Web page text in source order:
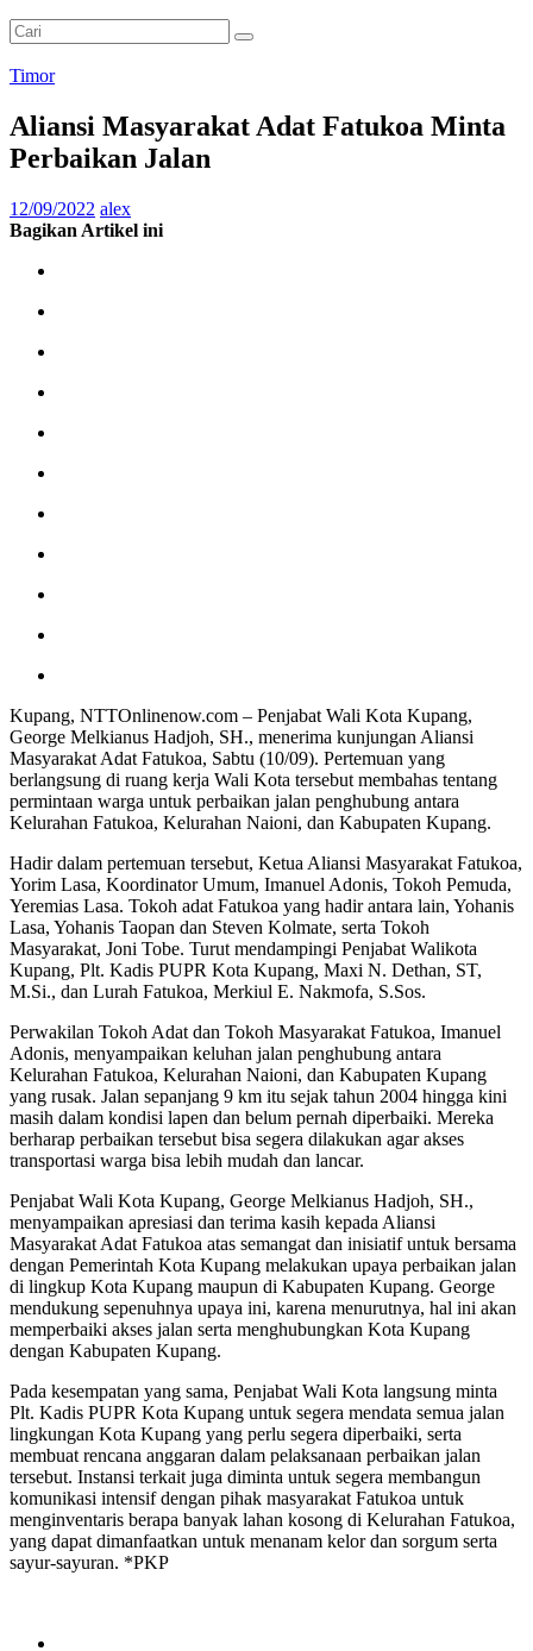
Timor
Aliansi Masyarakat Adat Fatukoa Minta
Perbaikan Jalan
12/09/2022 alex
Bagikan Artikel ini
Kupang, NTTOnlinenow.com – Penjabat Wali Kota Kupang,
George Melkianus Hadjoh, SH., menerima kunjungan Aliansi
Masyarakat Adat Fatukoa, Sabtu (10/09). Pertemuan yang
berlangsung di ruang kerja Wali Kota tersebut membahas tentang
permintaan warga untuk perbaikan jalan penghubung antara
Kelurahan Fatukoa, Kelurahan Naioni, dan Kabupaten Kupang.
Hadir dalam pertemuan tersebut, Ketua Aliansi Masyarakat Fatukoa,
Yorim Lasa, Koordinator Umum, Imanuel Adonis, Tokoh Pemuda,
Yeremias Lasa. Tokoh adat Fatukoa yang hadir antara lain, Yohanis
Lasa, Yohanis Taopan dan Steven Kolmate, serta Tokoh
Masyarakat, Joni Tobe. Turut mendampingi Penjabat Walikota
Kupang, Plt. Kadis PUPR Kota Kupang, Maxi N. Dethan, ST,
M.Si., dan Lurah Fatukoa, Merkiul E. Nakmofa, S.Sos.
Perwakilan Tokoh Adat dan Tokoh Masyarakat Fatukoa, Imanuel
Adonis, menyampaikan keluhan jalan penghubung antara
Kelurahan Fatukoa, Kelurahan Naioni, dan Kabupaten Kupang
yang rusak. Jalan sepanjang 9 km itu sejak tahun 2004 hingga kini
masih dalam kondisi lapen dan belum pernah diperbaiki. Mereka
berharap perbaikan tersebut bisa segera dilakukan agar akses
transportasi warga bisa lebih mudah dan lancar.
Penjabat Wali Kota Kupang, George Melkianus Hadjoh, SH.,
menyampaikan apresiasi dan terima kasih kepada Aliansi
Masyarakat Adat Fatukoa atas semangat dan inisiatif untuk bersama
dengan Pemerintah Kota Kupang melakukan upaya perbaikan jalan
di lingkup Kota Kupang maupun di Kabupaten Kupang. George
mendukung sepenuhnya upaya ini, karena menurutnya, hal ini akan
memperbaiki akses jalan serta menghubungkan Kota Kupang
dengan Kabupaten Kupang.
Pada kesempatan yang sama, Penjabat Wali Kota langsung minta
Plt. Kadis PUPR Kota Kupang untuk segera mendata semua jalan
lingkungan Kota Kupang yang perlu segera diperbaiki, serta
membuat rencana anggaran dalam pelaksanaan perbaikan jalan
tersebut. Instansi terkait juga diminta untuk segera membangun
komunikasi intensif dengan pihak masyarakat Fatukoa untuk
menginventaris berapa banyak lahan kosong di Kelurahan Fatukoa,
yang dapat dimanfaatkan untuk menanam kelor dan sorgum serta
sayur-sayuran. *PKP